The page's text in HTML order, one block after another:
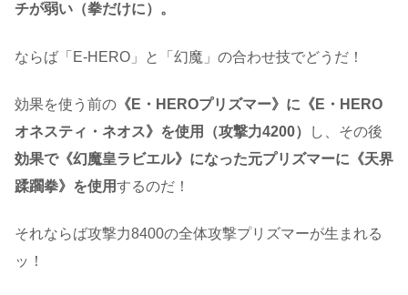
チが弱い（拳だけに）。
ならば「E-HERO」と「幻魔」の合わせ技でどうだ！
効果を使う前の 《E・HEROプリズマー》に《E・HERO
オネスティ・ネオス》を使用（攻撃力4200）
し、その後
効果で《幻魔皇ラビエル》になった元プリズマーに《天界
蹂躙拳》を使用するのだ！
それならば攻撃力8400の全体攻撃プリズマーが生まれる
ッ！